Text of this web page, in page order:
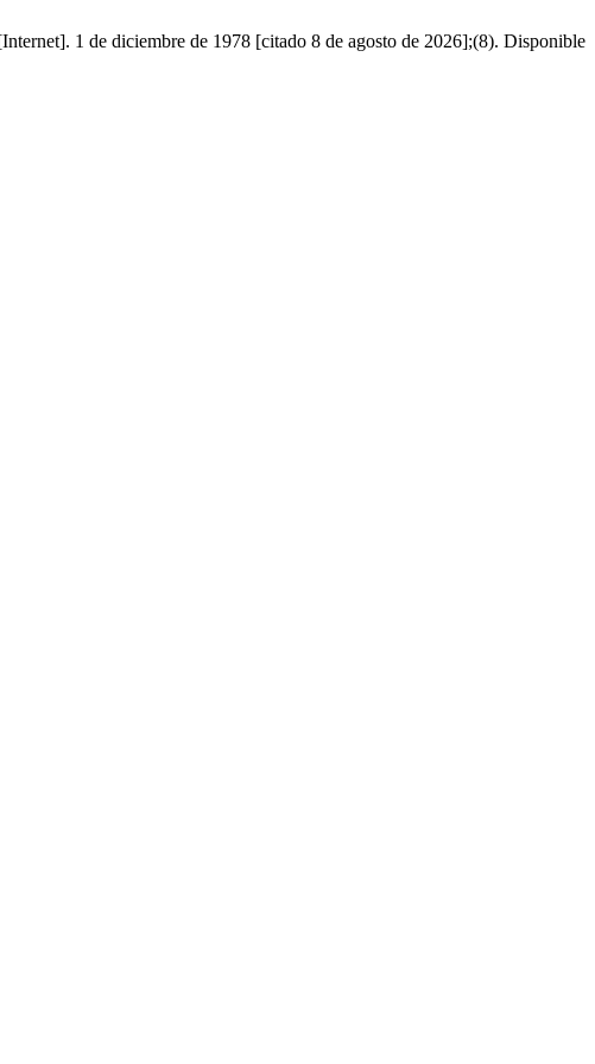
1 de diciembre de 1978 [citado 8 de agosto de 2026];(8). Disponible